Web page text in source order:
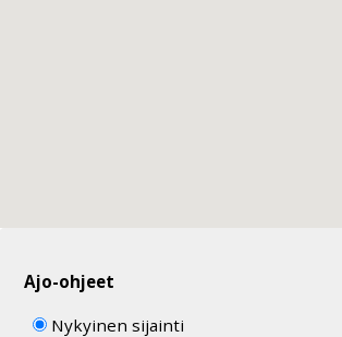
Ajo-ohjeet
Nykyinen sijainti